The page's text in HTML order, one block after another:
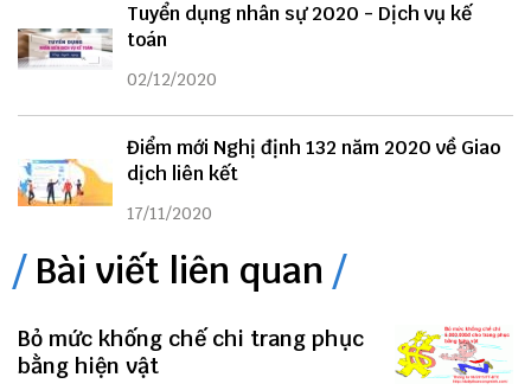
Tuyển dụng nhân sự 2020 - Dịch vụ kế
toán
02/12/2020
Điểm mới Nghị định 132 năm 2020 về Giao
dịch liên kết
17/11/2020
Bài viết liên quan
Bỏ mức khống chế chi trang phục
bằng hiện vật